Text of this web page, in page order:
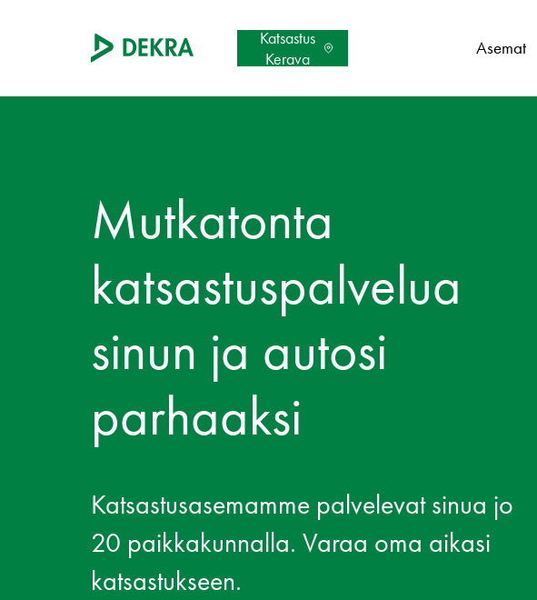
Katsastus
Kerava
Asemat
Mutkatonta
katsastuspalvelua
sinun ja autosi
parhaaksi
Katsastusasemamme palvelevat sinua jo
20 paikkakunnalla. Varaa oma aikasi
katsastukseen.